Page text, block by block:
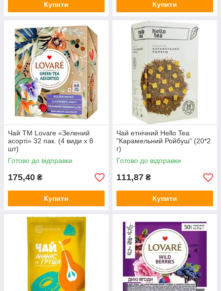
Купити Купити
Чай TM Lovare «Зелений
асорті» 32 пак. (4 види х 8
шт)
Готово до відправки
175,40 ₴
Купити
Чай етнічний Hello Tea
"Карамельний Ройбуш" (20*2
г)
Готово до відправки
111,87 ₴
Купити